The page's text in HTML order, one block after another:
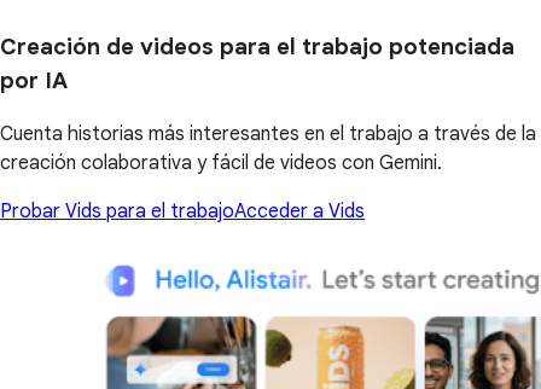
Creación de videos para el trabajo potenciada
por IA
Cuenta historias más interesantes en el trabajo a través de la
creación colaborativa y fácil de videos con Gemini.
Probar Vids para el trabajoAcceder a Vids